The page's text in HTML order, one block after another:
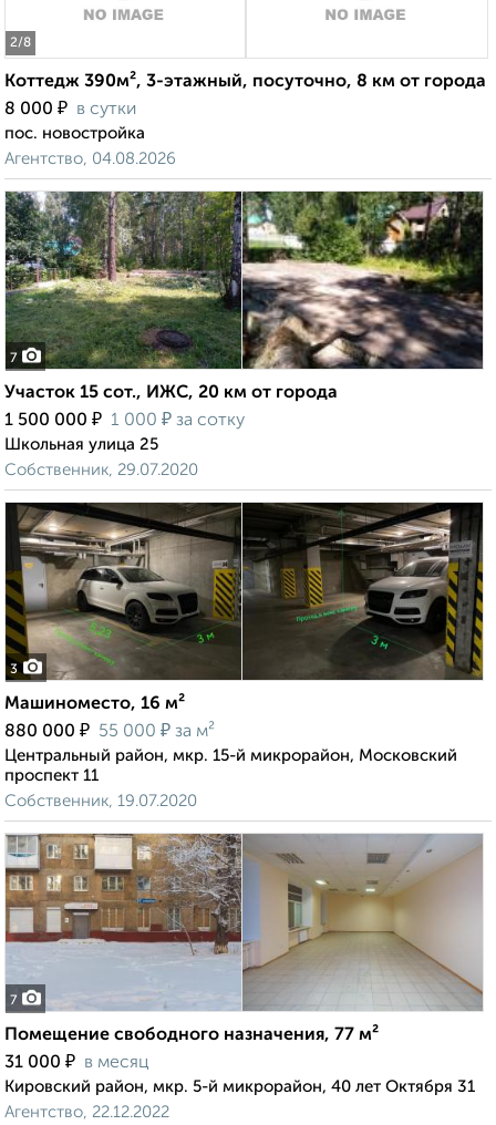
2/8
Коттедж 390м², 3-этажный, посуточно, 8 км от города
8 000 ₽ в сутки
пос. новостройка
Агентство, 04.08.2026
7
Участок 15 сот., ИЖС, 20 км от города
1 500 000 ₽ 1 000 ₽ за сотку
Школьная улица 25
Собственник, 29.07.2020
3
Машиноместо, 16 м²
880 000 ₽ 55 000 ₽ за м²
Центральный район, мкр. 15-й микрорайон, Московский
проспект 11
Собственник, 19.07.2020
7
Помещение свободного назначения, 77 м²
31 000 ₽ в месяц
Кировский район, мкр. 5-й микрорайон, 40 лет Октября 31
Агентство, 22.12.2022